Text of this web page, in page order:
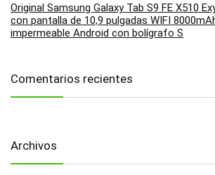
Original Samsung Galaxy Tab S9 FE X510
con pantalla de 10,9 pulgadas WIFI
impermeable Android con bolígrafo S
Comentarios recientes
Archivos